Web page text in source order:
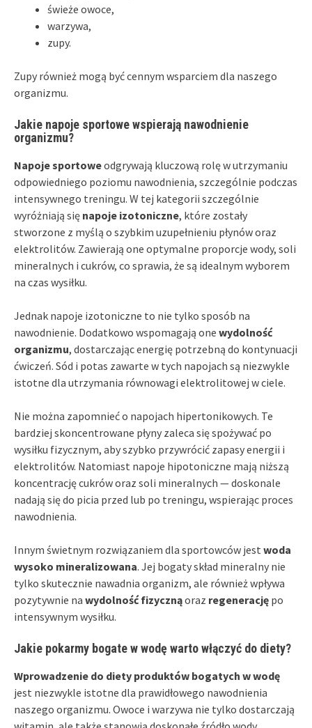
świeże owoce,
warzywa,
zupy.
Zupy również mogą być cennym wsparciem dla naszego
organizmu.
Jakie napoje sportowe wspierają nawodnienie
organizmu?
Napoje sportoweodgrywają kluczową rolę w utrzymaniu
odpowiedniego poziomu nawodnienia, szczególnie podczas
intensywnego treningu. W tej kategorii szczególnie
wyróżniają się napoje izotoniczne, które zostały
stworzone z myślą o szybkim uzupełnieniu płynów oraz
elektrolitów. Zawierają one optymalne proporcje wody, soli
mineralnych i cukrów, co sprawia, że są idealnym wyborem
na czas wysiłku.
Jednak napoje izotoniczne to nie tylko sposób na
nawodnienie. Dodatkowo wspomagają one wydolność
organizmu, dostarczając energię potrzebną do kontynuacji
ćwiczeń. Sód i potas zawarte w tych napojach są niezwykle
istotne dla utrzymania równowagi elektrolitowej w ciele.
Nie można zapomnieć o napojach hipertonikowych. Te
bardziej skoncentrowane płyny zaleca się spożywać po
wysiłku fizycznym, aby szybko przywrócić zapasy energii i
elektrolitów. Natomiast napoje hipotoniczne mają niższą
koncentrację cukrów oraz soli mineralnych — doskonale
nadają się do picia przed lub po treningu, wspierając proces
nawodnienia.
Innym świetnym rozwiązaniem dla sportowców jest woda
wysoko mineralizowana. Jej bogaty skład mineralny nie
tylko skutecznie nawadnia organizm, ale również wpływa
pozytywnie na wydolność fizycznąoraz regenerację po
intensywnym wysiłku.
Jakie pokarmy bogate w wodę warto włączyć do diety?
Wprowadzenie do diety produktów bogatych w wodę
jest niezwykle istotne dla prawidłowego nawodnienia
naszego organizmu. Owoce i warzywa nie tylko dostarczają